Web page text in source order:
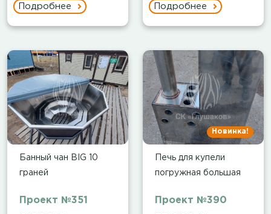
Подробнее Подробнее
Банный чан BIG 10
граней
Проект №351
Новинка!
Печь для купели
погружная большая
Проект №390